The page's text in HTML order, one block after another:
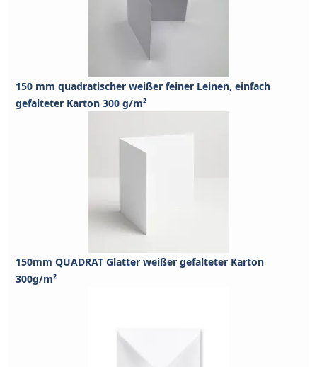
150 mm quadratischer weißer feiner Leinen, einfach
gefalteter Karton 300 g/m²
150mm QUADRAT Glatter weißer gefalteter Karton
300g/m²